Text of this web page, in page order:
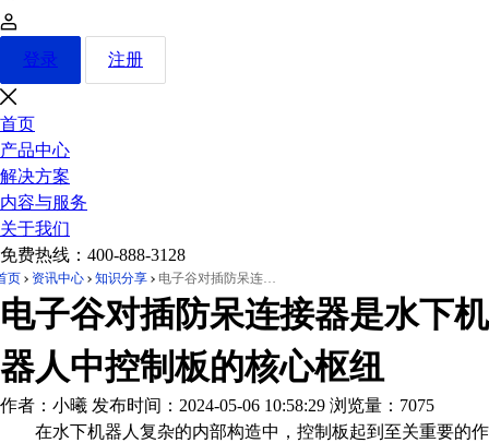
登录 注册
首页
产品中心
解决方案
内容与服务
关于我们
免费热线： 400-888-3128
页 资讯中心 知识分享 电子谷对插防呆连接器是水下机器人中控制板的核心枢纽
电子谷对插防呆连接器是水下机
器人中控制板的核心枢纽
作者：小曦 发布时间：2024-05-06 10:58:29 浏览量：7075
在水下机器人复杂的内部构造中，控制板起到至关重要的作